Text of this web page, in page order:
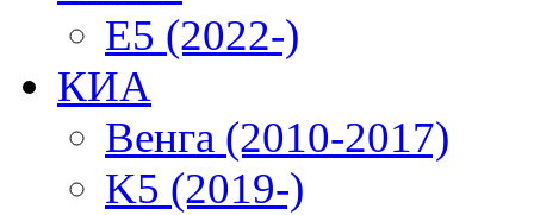
E5 (2022-)
КИА
Венга (2010-2017)
K5 (2019-)